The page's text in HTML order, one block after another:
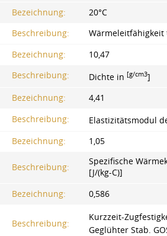
Bezeichnung:
20°С
Beschreibung:
Wärmeleitfähigkeit
Bezeichnung:
10,47
Beschreibung:
Dichte in [g/cm3]
Bezeichnung:
4,41
Beschreibung:
Elastizitätsmodul
Bezeichnung: 1,05
Beschreibung:
Spezifische
[J/(kg-C)]
Bezeichnung:
0,586
Beschreibung:
Kurzzeit-
Geglühter Stab.